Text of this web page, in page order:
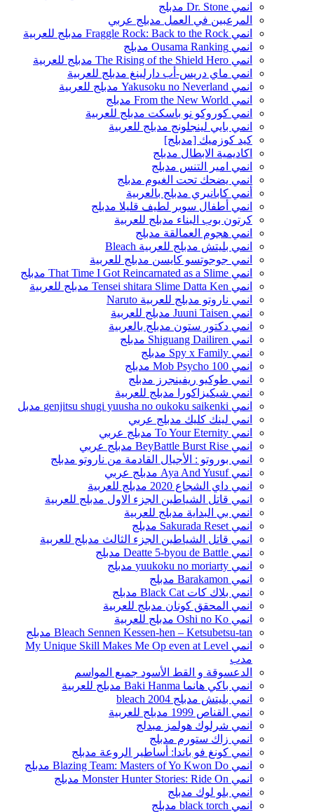
انمي Dr. Stone مدبلج
المرعبين في العمل مدبلج عربي
انمي Fraggle Rock: Back to the Rock مدبلج للعربية
انمي Ousama Ranking مدبلج
انمي The Rising of the Shield Hero مدبلج للعربية
انمي ماي دريس-أب دارلينغ مدبلج للعربية
انمي Yakusoku no Neverland مدبلج للعربية
انمي From the New World مدبلج
انمي كوروكو نو باسكت مدبلج للعربية
انمي بايي لينجلونج مدبلج للعربية
كيد كوزميك [مدبلج]
اكاديمية الابطال مدبلج
انمي امير التنس مدبلج
انمي يضحك تحت الغيوم مدبلج
أنمي كابانيري مدبلج بالعربية
انمي أطفال سوبر لطيف قليلا مدبلج
كرتون بوب البناء مدبلج للعربية
انمي هجوم العمالقة مدبلج
انمي بليتش مدبلج للعربية Bleach
انمي جوجوتسو كايسن مدبلج للعربية
انمي That Time I Got Reincarnated as a Slime مدبلج
انمي Tensei shitara Slime Datta Ken مدبلج للعربية
انمي ناروتو مدبلج للعربية Naruto
انمي Juuni Taisen مدبلج للعربية
انمي دكتور ستون مدبلج بالعربية
انمي Shiguang Dailiren مدبلج
انمي Spy x Family مدبلج
انمي Mob Psycho 100 مدبلج
انمي طوكيو ريفينجرز مدبلج
انمي شيكيزاكورا مدبلج للعربية
انمي genjitsu shugi yuusha no oukoku saikenki مدبل
انمي لينك كليك مدبلج عربي
انمي To Your Eternity مدبلج عربي
انمي BeyBattle Burst Rise مدبلج عربي
انمي بوروتو : الأجيال القادمة من ناروتو مدبلج
انمي Aya And Yusuf مدبلج عربي
انمي داي الشجاع 2020 مدبلج للعربية
انمي قاتل الشياطين الجزء الاول مدبلج للعربية
انمي بي البداية مدبلج للعربية
انمي Sakurada Reset مدبلج
انمي قاتل الشياطين الجزء الثالث مدبلج للعربية
انمي Deatte 5-byou de Battle مدبلج
انمي yuukoku no moriarty مدبلج
انمي Barakamon مدبلج
انمي بلاك كات Black Cat مدبلج
انمي المحقق كونان مدبلج للعربية
انمي Oshi no Ko مدبلج للعربية
Bleach Sennen Kessen-hen – Ketsubetsu-tan مدبلج
انمي My Unique Skill Makes Me Op even at Level
مدب
الدعسوقة و القط الأسود جميع المواسم
انمي باكي هانما Baki Hanma مدبلج للعربية
انمي بليتش مدبلج bleach 2004
انمي القناص 1999 مدبلج للعربية
انمي شرلوك هولمز مبدلج
انمي زاك ستورم مدبلج
انمي كونغ فو باندا: أساطير الروعة مدبلج
انمي Blazing Team: Masters of Yo Kwon Do مدبلج
انمي Monster Hunter Stories: Ride On مدبلج
انمي بلو لوك مدبلج
انمي black torch مدبلج